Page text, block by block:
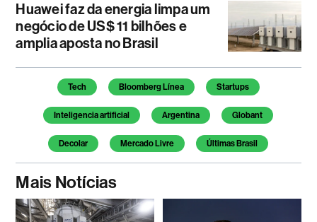
Huawei faz da energia limpa um
negócio de US$ 11 bilhões e
amplia aposta no Brasil
Temas deste artigo
Tech Bloomberg Línea Startups
Inteligencia artificial Argentina Globant
Decolar Mercado Livre Últimas Brasil
Mais Notícias